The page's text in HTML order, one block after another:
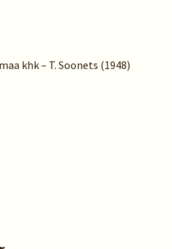
khk – T. Soonets (1948)